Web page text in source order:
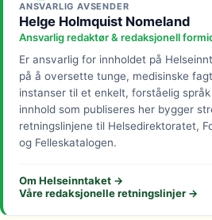
ANSVARLIG AVSENDER
Helge Holmquist Nomeland
Ansvarlig redaktør & redaksjonell
Er ansvarlig for innholdet på
på å oversette tunge, medisinske
instanser til et enkelt, forståelig
innhold som publiseres her bygger
retningslinjene til Helsedirektoratet,
og Felleskatalogen.
Om Helseinntaket →
Våre redaksjonelle retningslinjer →